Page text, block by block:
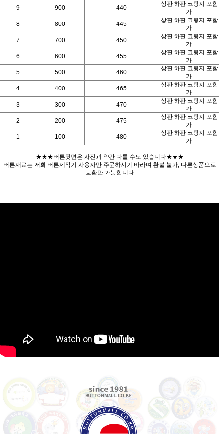
9
900 440
상판 하판 코팅지 포함
가
8
800 445
상판 하판 코팅지 포함
가
7
700 450
상판 하판 코팅지 포함
가
6
600 455
상판 하판 코팅지 포함
가
5
500 460
상판 하판 코팅지 포함
가
4
400 465
상판 하판 코팅지 포함
가
3
300 470
상판 하판 코팅지 포함
가
2
200 475
상판 하판 코팅지 포함
가
1
100 480
상판하판 코팅지 포함
가
★★★버튼뒷면은 사진과 약간 다를 수도 있습니다★★★
버튼재료는 저희 버튼제작기 사용자만 주문하시기 바라며 환불 불가, 다른상품으로
교환만 가능합니다